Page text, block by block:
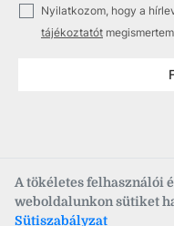
A tökéletes felhasználói
weboldalunkon sütiket
Sütiszabályzat
✓ Nyilatkozom, hogy a
tájékoztatót
Copyright © 2021–2026